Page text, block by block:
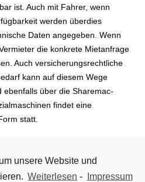
ist. Auch mit Fahrer, wenn
werden überdies
Daten angegeben. Wenn
die konkrete Mietanfrage
Auch versicherungsrechtliche
kann auf diesem Wege
ebenfalls über die Sharemac-
findet eine
statt.
Baumaschinen. D. h.
o. ä. angefragt wird, kann
unsere Website und
Weiterlesen - Impressum